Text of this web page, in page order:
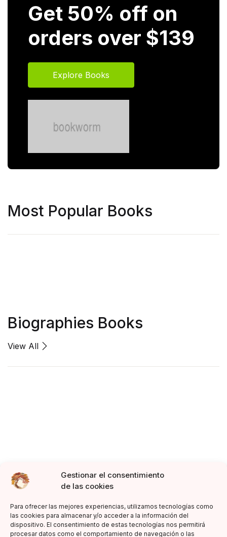
Gestionar el consentimiento
de las cookies
Para ofrecer las mejores experiencias, utilizamos tecnologías como
las cookies para almacenar y/o acceder a la información del
dispositivo. El consentimiento de estas tecnologías nos permitirá
procesar datos como el comportamiento de navegación o las
Get 50% off on
orders over $139
Explore Books
Most Popular Books
Biographies Books
View All